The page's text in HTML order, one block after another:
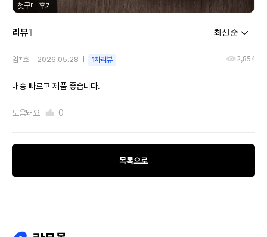
첫구매 후기
리뷰1
임*호 2026.05.28 1차리뷰 2,854
배송 빠르고 제품 좋습니다.
도움돼요 0
목록으로